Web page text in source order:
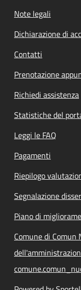
Note legali
Dichiarazione di
Contatti
Prenotazione
Richiedi assistenza
Statistiche del
Leggi le FAQ
Pagamenti
Riepilogo
Segnalazione
Piano di
Comune di